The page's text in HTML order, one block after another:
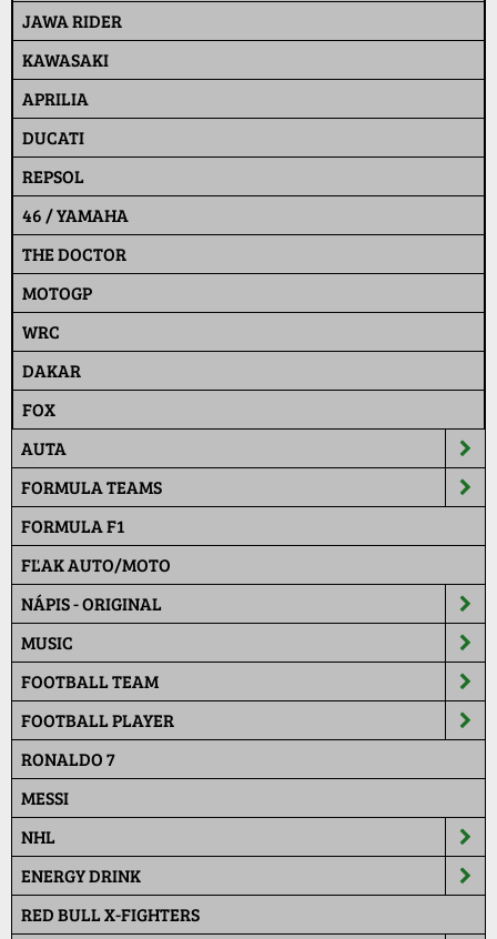
JAWA RIDER
KAWASAKI
APRILIA
DUCATI
REPSOL
46 / YAMAHA
THE DOCTOR
MOTOGP
WRC
DAKAR
FOX
AUTA
FORMULA TEAMS
FORMULA F1
FĽAK AUTO/MOTO
NÁPIS - ORIGINAL
MUSIC
FOOTBALL TEAM
FOOTBALL PLAYER
RONALDO 7
MESSI
NHL
ENERGY DRINK
RED BULL X-FIGHTERS